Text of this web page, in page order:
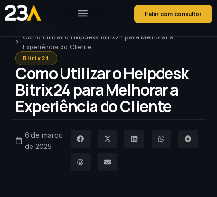
Falar com consultor
Como Utilizar o Helpdesk Bitrix24 para Melhorar a
Experiência do Cliente
Bitrix24
Como Utilizar o Helpdesk
Bitrix24 para Melhorar a
Experiência do Cliente
6 de março
de 2025